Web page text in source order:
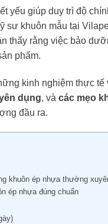
yếu giúp duy trì độ
sư khuôn mẫu tại
thấy rằng việc bảo
phẩm.
kinh nghiệm thực tế
dụng, và các mẹo
đầu ra.
khuôn ép nhựa thường
ép nhựa đúng chuẩn